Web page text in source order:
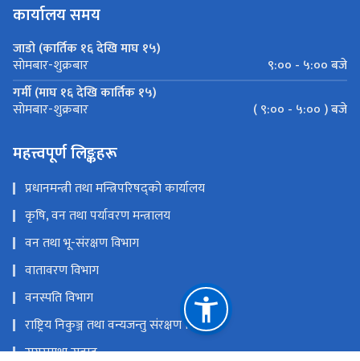
कार्यालय समय
जाडो (कार्तिक १६ देखि माघ १५)
साेमबार-शुक्रबार
९:०० - ५:०० बजे
गर्मी (माघ १६ देखि कार्तिक १५)
साेमबार-शुक्रबार ( ९:०० - ५:०० ) बजे
महत्त्वपूर्ण लिङ्कहरू
प्रधानमन्त्री तथा मन्त्रिपरिषद्को कार्यालय
कृषि, वन तथा पर्यावरण मन्त्रालय
वन तथा भू-संरक्षण विभाग
वातावरण विभाग
वनस्पति विभाग
राष्ट्रिय निकुञ्ज तथा वन्यजन्तु संरक्षण विभाग
सगरमाथा स‌वाद